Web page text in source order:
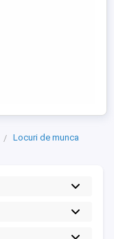
Locuri de munca